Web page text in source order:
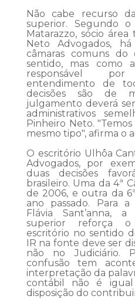
Não cabe recurso
superior. Segundo o
Matarazzo, sócio
Neto Advogados,
câmaras comuns do
sentido, mas como
responsável
entendimento de
decisões são de
julgamento deverá
administrativos
Pinheiro Neto.
mesmo tipo", afirma o
O escritório Ulhôa
Advogados, por
duas decisões
brasileiro. Uma da 4ª
de 2006, e outra da
ano passado. Para
Flávia Sant’anna,
superior reforça
escritório no sentido
IR na fonte deve ser
não no Judiciário.
confusão tem
interpretação da
contábil não é
disposição do